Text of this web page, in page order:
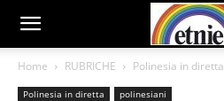
Home RUBRICHE Polinesia in diretta
Polinesia in diretta polinesiani